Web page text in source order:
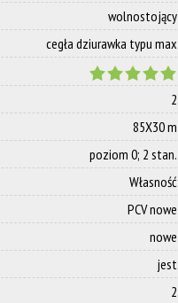
wolnostojący
cegła dziurawka typu max
2
85X30 m
poziom 0; 2 stan.
Własność
PCV nowe
nowe
jest
2